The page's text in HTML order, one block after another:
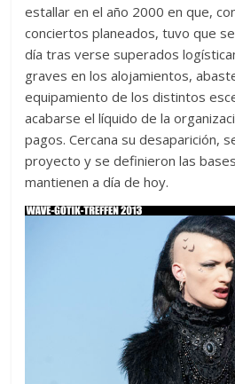
estallar en el año 2000 en que,
conciertos planeados, tuvo que
día tras verse superados
graves en los alojamientos,
equipamiento de los distintos
acabarse el líquido de la
pagos. Cercana su desaparición,
proyecto y se definieron las
mantienen a día de hoy.